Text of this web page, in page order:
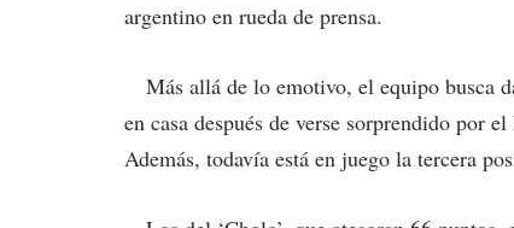
argentino en rueda de prensa.
Más allá de lo emotivo, el equipo busca
en casa después de verse sorprendido por
Además, todavía está en juego la tercera